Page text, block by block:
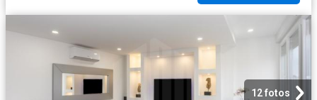
12 fotos